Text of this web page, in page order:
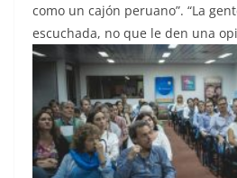
como un cajón peruano”. “La
escuchada, no que le den una